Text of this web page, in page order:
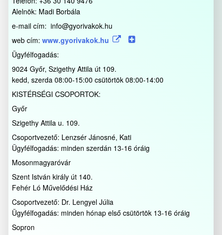
Alelnök: Madi Borbála
e-mail cím: info@gyorivakok.hu
web cím: www.gyorivakok.hu
Ügyfélfogadás:
9024 Győr, Szigethy Attila út 109.
kedd, szerda 08:00-15:00 csütörtök 08:00-14:00
KISTÉRSÉGI CSOPORTOK:
Győr
Szigethy Attila u. 109.
Csoportvezető: Lenzsér Jánosné, Kati
Ügyfélfogadás: minden szerdán 13-16 óráig
Mosonmagyaróvár
Szent István király út 140.
Fehér Ló Művelődési Ház
Csoportvezető: Dr. Lengyel Júlia
Ügyfélfogadás: minden hónap első csütörtök 13-16 óráig
Sopron